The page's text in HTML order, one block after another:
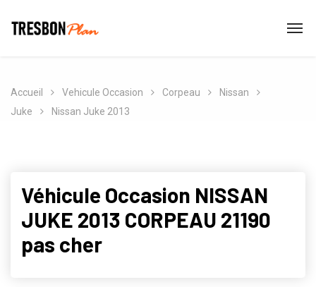
Accueil Vehicule Occasion Corpeau
Nissan
Juke
Nissan Juke 2013
Véhicule Occasion NISSAN
JUKE 2013 CORPEAU 21190
pas cher